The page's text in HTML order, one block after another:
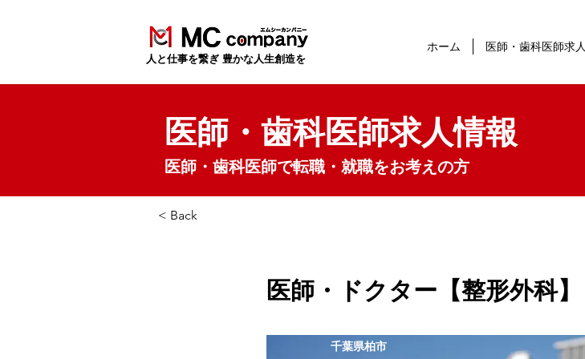
​人と仕事を繋ぎ 豊かな人生創造を
ホーム 医師・歯科医師求人
医師・歯科医師求人情報
医師・歯科医師で転職・就職をお考えの方
< Back
医師・ドクター【整形外科】
千葉県柏市